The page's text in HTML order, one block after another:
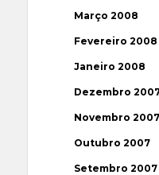
Março 2008
Fevereiro 2008
Janeiro 2008
Dezembro
Novembro 2007
Outubro 2007
Setembro 2007